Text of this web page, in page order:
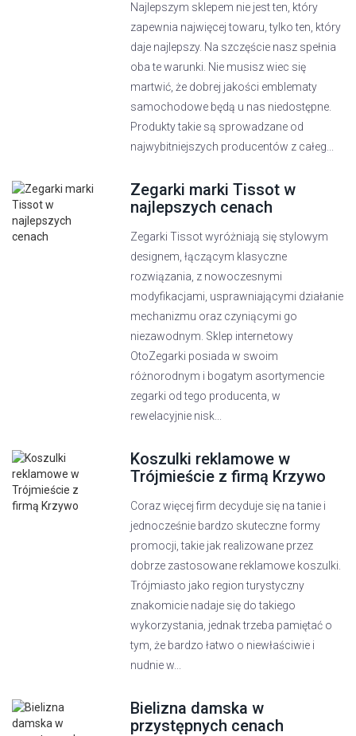
Najlepszym sklepem nie jest ten, który
zapewnia najwięcej towaru, tylko ten, który
daje najlepszy. Na szczęście nasz spełnia
oba te warunki. Nie musisz wiec się
martwić, że dobrej jakości emblematy
samochodowe będą u nas niedostępne.
Produkty takie są sprowadzane od
najwybitniejszych producentów z całeg...
Zegarki marki Tissot w
najlepszych cenach
Zegarki Tissot wyróżniają się stylowym
designem, łączącym klasyczne
rozwiązania, z nowoczesnymi
modyfikacjami, usprawniającymi działanie
mechanizmu oraz czyniącymi go
niezawodnym. Sklep internetowy
OtoZegarki posiada w swoim
różnorodnym i bogatym asortymencie
zegarki od tego producenta, w
rewelacyjnie nisk...
Koszulki reklamowe w
Trójmieście z firmą Krzywo
Coraz więcej firm decyduje się na tanie i
jednocześnie bardzo skuteczne formy
promocji, takie jak realizowane przez
dobrze zastosowane reklamowe koszulki.
Trójmiasto jako region turystyczny
znakomicie nadaje się do takiego
wykorzystania, jednak trzeba pamiętać o
tym, że bardzo łatwo o niewłaściwie i
nudnie w...
Bielizna damska w
przystępnych cenach